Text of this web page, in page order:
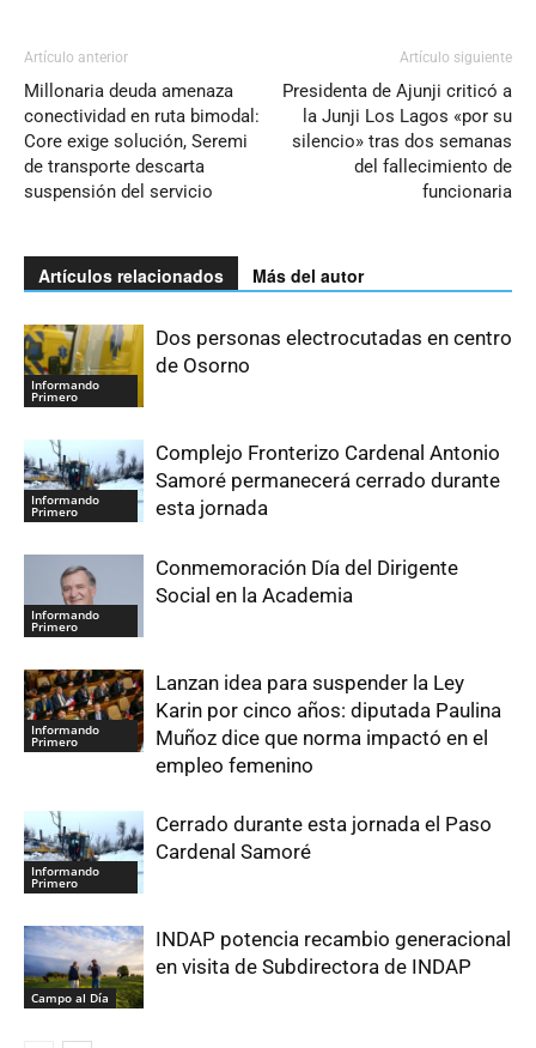
Artículo anterior
Millonaria deuda amenaza
conectividad en ruta bimodal:
Core exige solución, Seremi
de transporte descarta
suspensión del servicio
Artículo siguiente
Presidenta de Ajunji criticó a
la Junji Los Lagos «por su
silencio» tras dos semanas
del fallecimiento de
funcionaria
Artículos relacionados Más del autor
Informando
Primero
Dos personas electrocutadas en centro
de Osorno
Informando
Primero
Complejo Fronterizo Cardenal Antonio
Samoré permanecerá cerrado durante
esta jornada
Informando
Primero
Conmemoración Día del Dirigente
Social en la Academia
Informando
Primero
Lanzan idea para suspender la Ley
Karin por cinco años: diputada Paulina
Muñoz dice que norma impactó en el
empleo femenino
Informando
Primero
Cerrado durante esta jornada el Paso
Cardenal Samoré
Campo al Día
INDAP potencia recambio generacional
en visita de Subdirectora de INDAP